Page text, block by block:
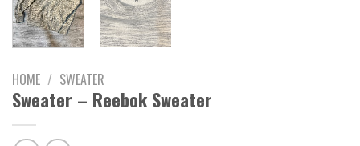
HOME / SWEATER
Sweater – Reebok Sweater